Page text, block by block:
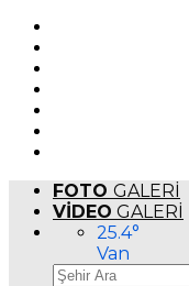
FOTO GALERİ
VİDEO GALERİ
25.4°
Van